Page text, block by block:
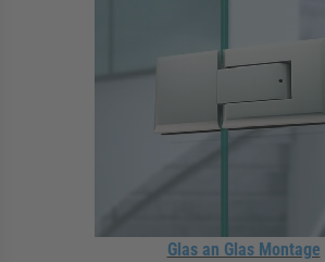
Glas an Glas Montage